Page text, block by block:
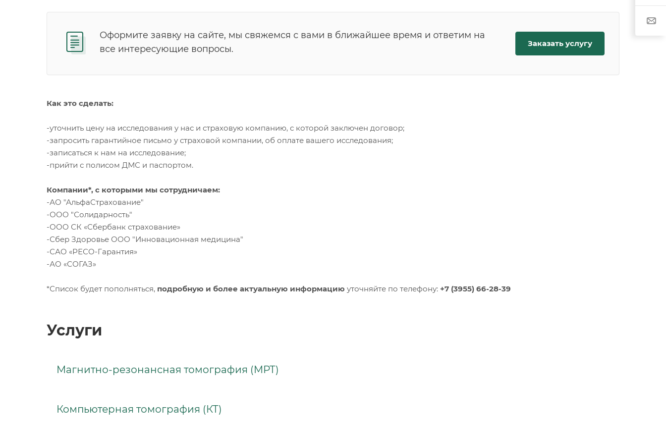
Оформите заявку на сайте, мы свяжемся с вами в ближайшее время и ответим на
все интересующие вопросы.
Заказать услугу
Как это сделать:
-уточнить цену на исследования у нас и страховую компанию, с которой заключен договор;
-запросить гарантийное письмо у страховой компании, об оплате вашего исследования;
-записаться к нам на исследование;
-прийти с полисом ДМС и паспортом.
Компании*, с которыми мы сотрудничаем:
-АО "АльфаСтрахование"
-ООО "Солидарность"
-ООО СК «Сбербанк страхование»
-Сбер Здоровье ООО "Инновационная медицина"
-САО «РЕСО-Гарантия»
-АО «СОГАЗ»
*Список будет пополняться, подробную и более актуальную информацию уточняйте по телефону: +7 (3955) 66-28-39
Услуги
Магнитно-резонансная томография (МРТ)
Компьютерная томография (КТ)